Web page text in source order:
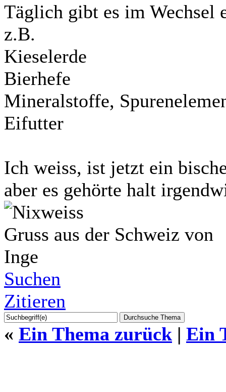
Täglich gibt es im Wechsel
z.B.
Kieselerde
Bierhefe
Mineralstoffe,
Eifutter
Ich weiss, ist jetzt ein
aber es gehörte halt
Gruss aus der Schweiz von
Inge
Suchen
Zitieren
« Ein Thema zurück | Ein